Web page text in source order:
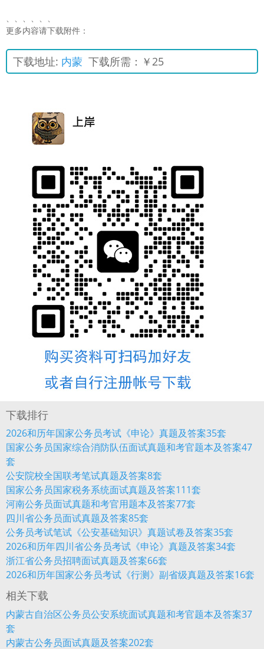
、、、、、、
更多内容请下载附件：
下载地址: 内蒙 下载所需：￥25
下载排行
2026和历年国家公务员考试《申论》真题及答案35套
国家公务员国家综合消防队伍面试真题和考官题本及答案47
套
公安院校全国联考笔试真题及答案8套
国家公务员国家税务系统面试真题及答案111套
河南公务员面试真题和考官用题本及答案77套
四川省公务员面试真题及答案85套
公务员考试笔试《公安基础知识》真题试卷及答案35套
2026和历年四川省公务员考试《申论》真题及答案34套
浙江省公务员招聘面试真题及答案66套
2026和历年国家公务员考试《行测》副省级真题及答案16套
相关下载
内蒙古自治区公务员公安系统面试真题和考官题本及答案37
套
内蒙古公务员面试真题及答案202套